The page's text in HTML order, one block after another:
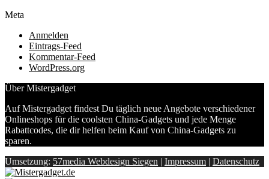
Meta
Anmelden
Eintrags-Feed
Kommentar-Feed
WordPress.org
Über Mistergadget
Auf Mistergadget findest Du täglich neue Angebote verschiedener
Onlineshops für die coolsten China-Gadgets und jede Menge
Rabattcodes, die dir helfen beim Kauf von China-Gadgets zu
sparen.
Umsetzung: 57media Webdesign Siegen | Impressum | Datenschutz